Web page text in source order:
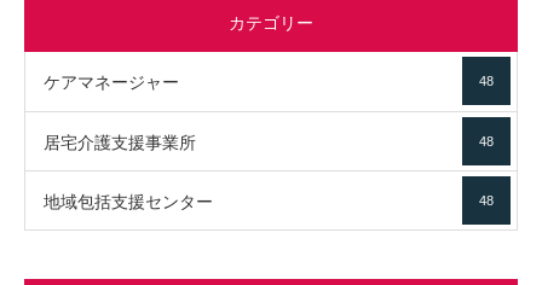
カテゴリー
ケアマネージャー 48
居宅介護支援事業所 48
地域包括支援センター 48